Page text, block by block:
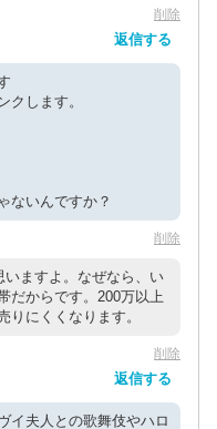
削除
返信する
クします。
ないんですか？
削除
いますよ。なぜなら、い
だからです。200万以上
りにくくなります。
削除
返信する
イ夫人との歌舞伎やハロ